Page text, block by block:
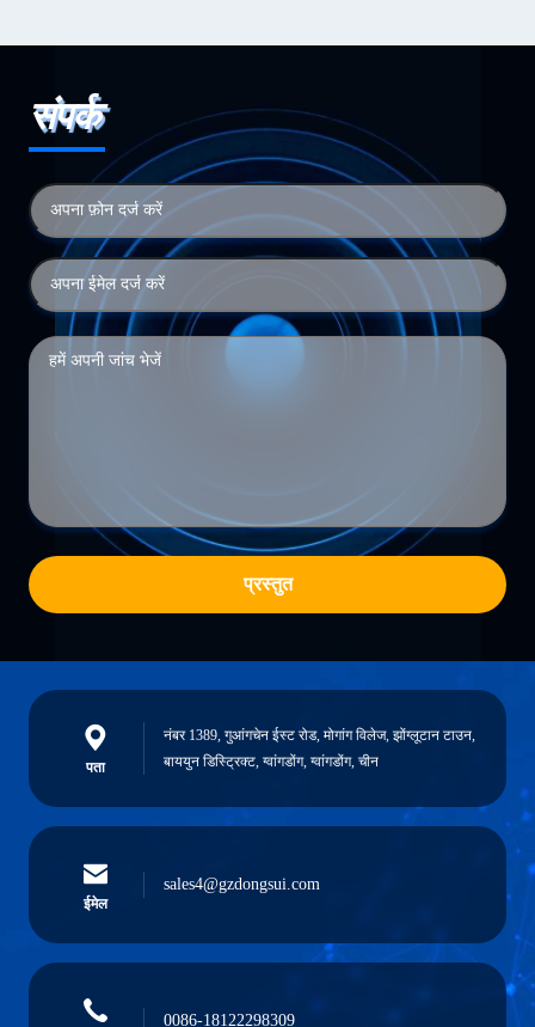
संपर्क
प्रस्तुत
पता
नंबर 1389, गुआंगचेन ईस्ट रोड, मोगांग विलेज, झोंग्लूटान टाउन,
बाययुन डिस्ट्रिक्ट, ग्वांगडोंग, ग्वांगडोंग, चीन
ईमेल
sales4@gzdongsui.com
0086-18122298309